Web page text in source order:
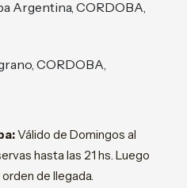
Argentina, CORDOBA,
CORDOBA,
Válido de Domingos al
hasta las 21 hs. Luego
de llegada.